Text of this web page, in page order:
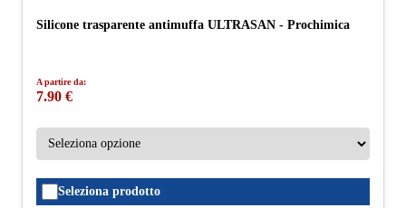
Silicone trasparente antimuffa ULTRASAN - Prochimica
A partire da:
7.90 €
Seleziona prodotto